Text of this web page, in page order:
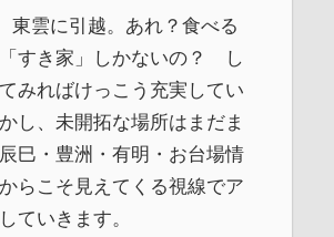
東雲に引越。あれ？食べる
すき家」しかないの？ し
みればけっこう充実してい
し、未開拓な場所はまだま
巳・豊洲・有明・お台場情
らこそ見えてくる視線でア
ていきます。